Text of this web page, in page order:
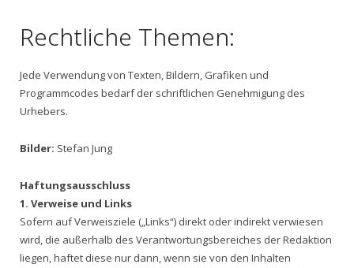
Rechtliche Themen:
Jede Verwendung von Texten, Bildern, Grafiken und
Programmcodes bedarf der schriftlichen Genehmigung des
Urhebers.
Bilder: Stefan Jung
Haftungsausschluss
1. Verweise und Links
Sofern auf Verweisziele („Links“) direkt oder indirekt verwiesen
wird, die außerhalb des Verantwortungsbereiches der Redaktion
liegen, haftet diese nur dann, wenn sie von den Inhalten